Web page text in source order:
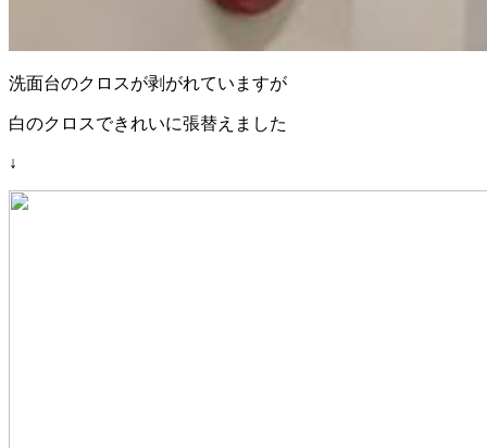
洗面台のクロスが剥がれていますが
白のクロスできれいに張替えました
↓